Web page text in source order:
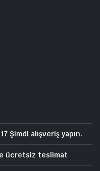
Şimdi alışveriş yapın.
ücretsiz teslimat